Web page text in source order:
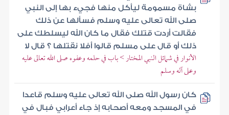
بشاة مسمومة ليأكل منها فجيء بها إلى النبي
صلى الله تعالى عليه وسلم فسألها عن ذلك
فقالت أردت قتلك فقال ما كان الله ليسلطك على
ذلك أو قال على مسلم قالوا أفلا نقتلها ؟ قال لا
الأنوار في شمائل النبي المختار > باب في حلمه وعفوه صلى الله تعالى عليه
وعلى آله وسلم
كان رسول الله صلى الله تعالى عليه وسلم قاعدا
في المسجد ومعه أصحابه إذ جاء أعرابي فبال في